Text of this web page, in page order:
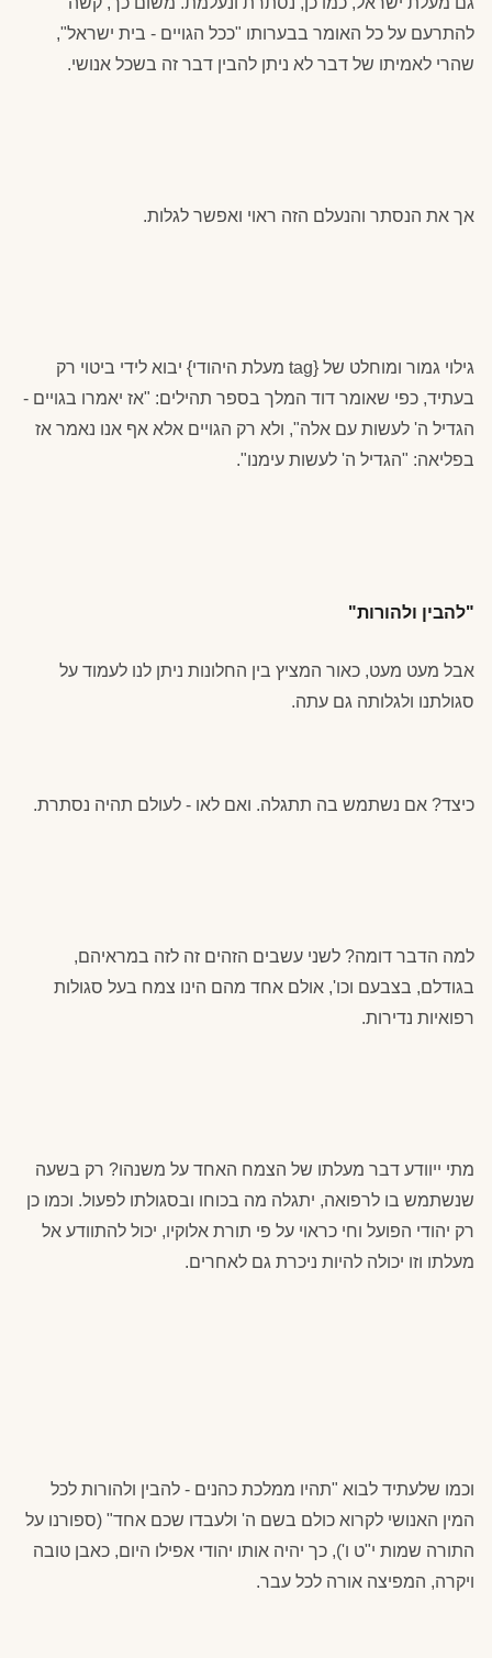
להתרעם על כל האומר בבערותו "ככל הגויים - בית ישראל",
שהרי לאמיתו של דבר לא ניתן להבין דבר זה בשכל אנושי.
אך את הנסתר והנעלם הזה ראוי ואפשר לגלות.
גילוי גמור ומוחלט של {tag מעלת היהודי} יבוא לידי ביטוי רק
בעתיד, כפי שאומר דוד המלך בספר תהילים: "אז יאמרו בגויים -
הגדיל ה' לעשות עם אלה", ולא רק הגויים אלא אף אנו נאמר אז
בפליאה: "הגדיל ה' לעשות עימנו".
"להבין ולהורות"
אבל מעט מעט, כאור המציץ בין החלונות ניתן לנו לעמוד על
סגולתנו ולגלותה גם עתה.
כיצד? אם נשתמש בה תתגלה. ואם לאו - לעולם תהיה נסתרת.
למה הדבר דומה? לשני עשבים הזהים זה לזה במראיהם,
בגודלם, בצבעם וכו', אולם אחד מהם הינו צמח בעל סגולות
רפואיות נדירות.
מתי ייוודע דבר מעלתו של הצמח האחד על משנהו? רק בשעה
שנשתמש בו לרפואה, יתגלה מה בכוחו ובסגולתו לפעול. וכמו כן
רק יהודי הפועל וחי כראוי על פי תורת אלוקיו, יכול להתוודע אל
מעלתו וזו יכולה להיות ניכרת גם לאחרים.
וכמו שלעתיד לבוא "תהיו ממלכת כהנים - להבין ולהורות לכל
המין האנושי לקרוא כולם בשם ה' ולעבדו שכם אחד" (ספורנו על
התורה שמות י"ט ו'), כך יהיה אותו יהודי אפילו היום, כאבן טובה
ויקרה, המפיצה אורה לכל עבר.